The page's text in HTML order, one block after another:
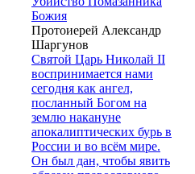
Божия
Протоиерей Александр
Шаргунов
Святой Царь Николай II
воспринимается нами
сегодня как ангел,
посланный Богом на
землю накануне
апокалиптических бурь в
России и во всём мире.
Он был дан, чтобы явить